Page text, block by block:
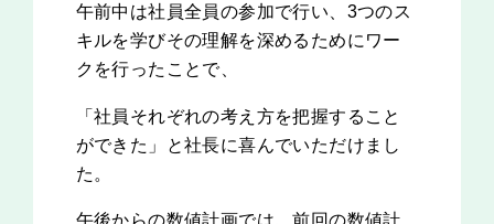
午前中は社員全員の参加で行い、3つのス
キルを学びその理解を深めるためにワー
クを行ったことで、
「社員それぞれの考え方を把握すること
ができた」と社長に喜んでいただけまし
た。